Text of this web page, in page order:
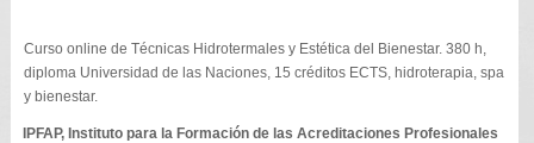
Curso online de Técnicas Hidrotermales y Estética del Bienestar. 380 h,
diploma Universidad de las Naciones, 15 créditos ECTS, hidroterapia, spa
y bienestar.
IPFAP, Instituto para la Formación de las Acreditaciones Profesionales